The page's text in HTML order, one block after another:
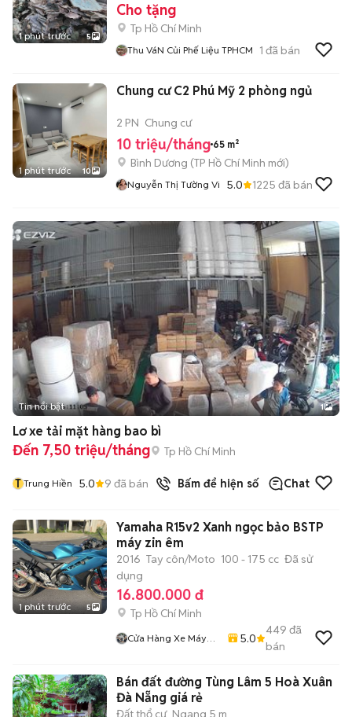
1 phút trước 5
Cho tặng
Tp Hồ Chí Minh
Thu VáN Củi Phế Liệu TPHCM 1 đã bán
1 phút trước 10
Chung cư C2 Phú Mỹ 2 phòng ngủ
2 PN Chung cư
10 triệu/tháng 65 m²
Bình Dương (TP Hồ Chí Minh mới)
Nguyễn Thị Tường Vi 5.0 1225 đã bán
Tin nổi bật 1
Lơ xe tải mặt hàng bao bì
Đến 7,50 triệu/tháng Tp Hồ Chí Minh
T Trung Hiền 5.0 9 đã bán Bấm để hiện số Chat
1 phút trước 5
Yamaha R15v2 Xanh ngọc bảo BSTP
máy zin êm
2016 Tay côn/Moto 100 - 175 cc Đã sử
dụng
16.800.000 đ
Tp Hồ Chí Minh
Cửa Hàng Xe Máy
5.0
449 đã
bán
Bán đất đường Tùng Lâm 5 Hoà Xuân
Đà Nẵng giá rẻ
Đất thổ cư Ngang 5 m